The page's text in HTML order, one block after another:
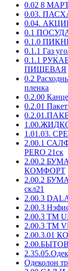
0.02 8
0.03.
0.04.
0.1
0.1.0
0.1.1 Газ
0.1.1
ПИЩЕВАЯ
0.2
пленка
0.2.00
0.2.01
1.01.03.
2.00.1
PERO 21ск
2.00.2
КОМФОРТ
2.00.2
скл21
2.00.3
2.00.3
2.00.3 ТМ
2.00.3 ТМ
2.00.3.01
Одеколон